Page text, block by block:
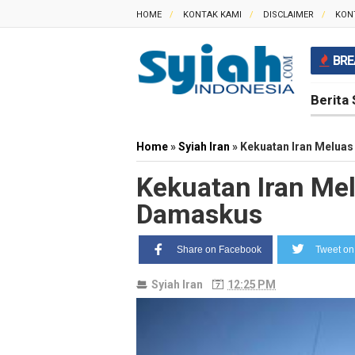
HOME KONTAK KAMI DISCLAIMER
Berita
Home»Syiah Iran » Kekuatan Iran
Kekuatan Iran
Damaskus
Share on Facebook Tweet
Syiah Iran 12:25 PM